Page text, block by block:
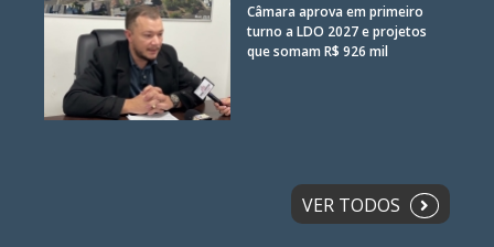
Câmara aprova em primeiro
turno a LDO 2027 e projetos
que somam R$ 926 mil
VER TODOS